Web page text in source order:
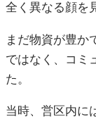
全く異なる顔を
まだ物資が豊か
ではなく、コミ
た。
当時、営区内に